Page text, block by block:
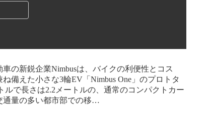
の新鋭企業Nimbusは、バイクの利便性とコス
備えた小さな3輪EV「Nimbus One」のプロトタ
ルで長さは2.2メートルの、通常のコンパクトカー
通量の多い都市部での移…